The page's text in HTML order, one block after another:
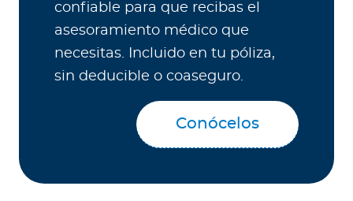
confiable para que recibas el
asesoramiento médico que
necesitas. Incluido en tu póliza,
sin deducible o coaseguro.
Conócelos